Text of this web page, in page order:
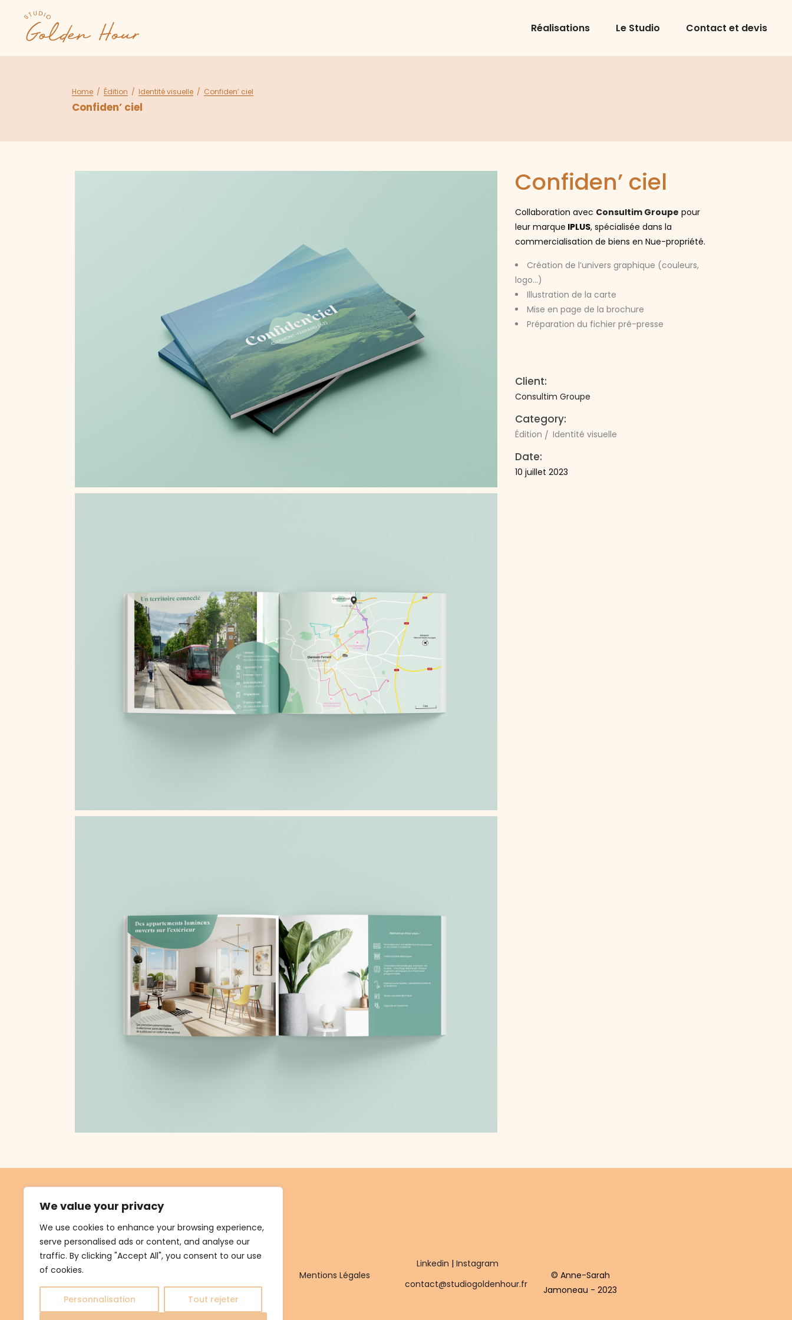
We value your privacy
We use cookies to enhance your browsing experience,
serve personalised ads or content, and analyse our
traffic. By clicking "Accept All", you consent to our use
of cookies.
Personnalisation Tout rejeter
Réalisations Le Studio Contact et devis
Home / Édition / Identité visuelle / Confiden’ ciel
Confiden’ ciel
Confiden’ ciel
Collaboration avec Consultim Groupe pour
leur marque IPLUS, spécialisée dans la
commercialisation de biens en Nue-propriété.
Création de l’univers graphique (couleurs,
logo…)
Illustration de la carte
Mise en page de la brochure
Préparation du fichier pré-presse
Client:
Consultim Groupe
Category:
Édition Identité visuelle
Date:
10 juillet 2023
Mentions Légales
Linkedin | Instagram
contact@studiogoldenhour.fr
© Anne-Sarah
Jamoneau - 2023